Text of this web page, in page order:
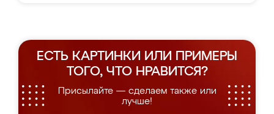
ЕСТЬ КАРТИНКИ ИЛИ ПРИМЕРЫ
ТОГО, ЧТО НРАВИТСЯ?
Присылайте — сделаем также или
лучше!